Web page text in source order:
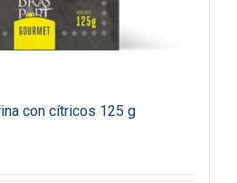
con cítricos 125 g